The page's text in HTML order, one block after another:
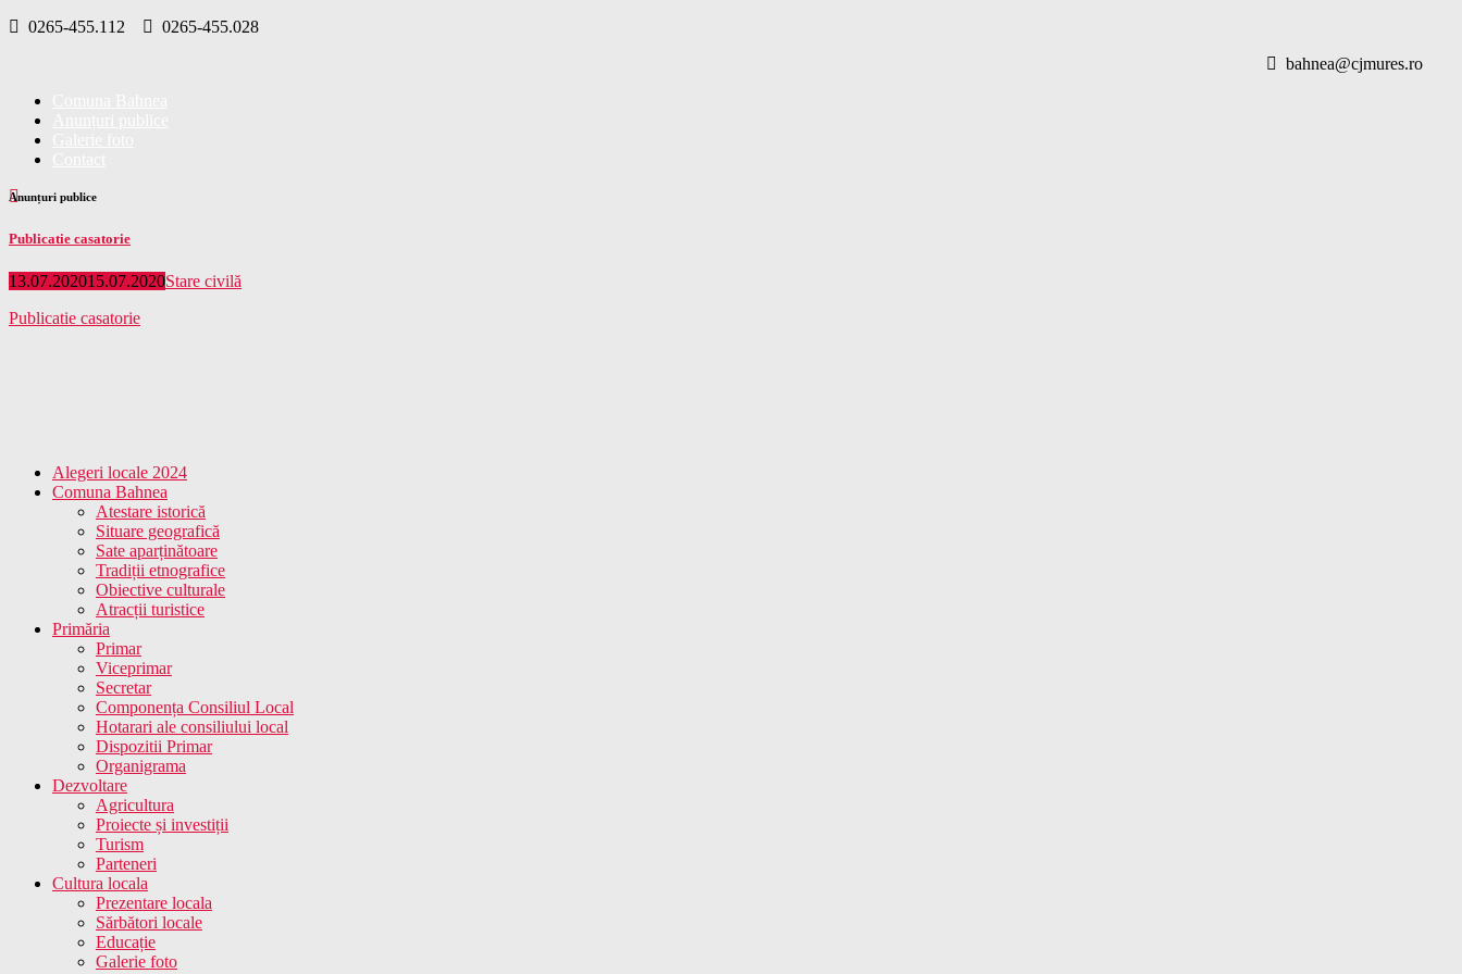
Skip0265-455.112
0265-455.028
bahnea@cjmures.ro
Anunțuri publice
Publicatie casatorie
Posted
13.07.202015.07.2020Categories
Stare civilă
Publicatie casatorie
Alegeri locale 2024
Comuna Bahnea
Atestare istorică
Situare geografică
Sate aparținătoare
Tradiții etnografice
Obiective culturale
Atracții turistice
Primăria
Primar
Viceprimar
Secretar
Componența Consiliul Local
Hotarari ale consiliului local
Dispozitii Primar
Organigrama
Dezvoltare
Agricultura
Proiecte și investiții
Turism
Parteneri
Cultura locala
Prezentare locala
Sărbători locale
Educație
Galerie foto